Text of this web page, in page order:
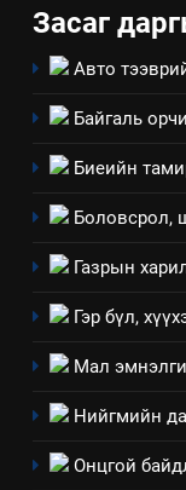
Засаг
Авто
Байгаль
Биеийн
Боловсрол,
Газрын
Гэр бүл,
Мал
Нийгмийн
Онцгой
7